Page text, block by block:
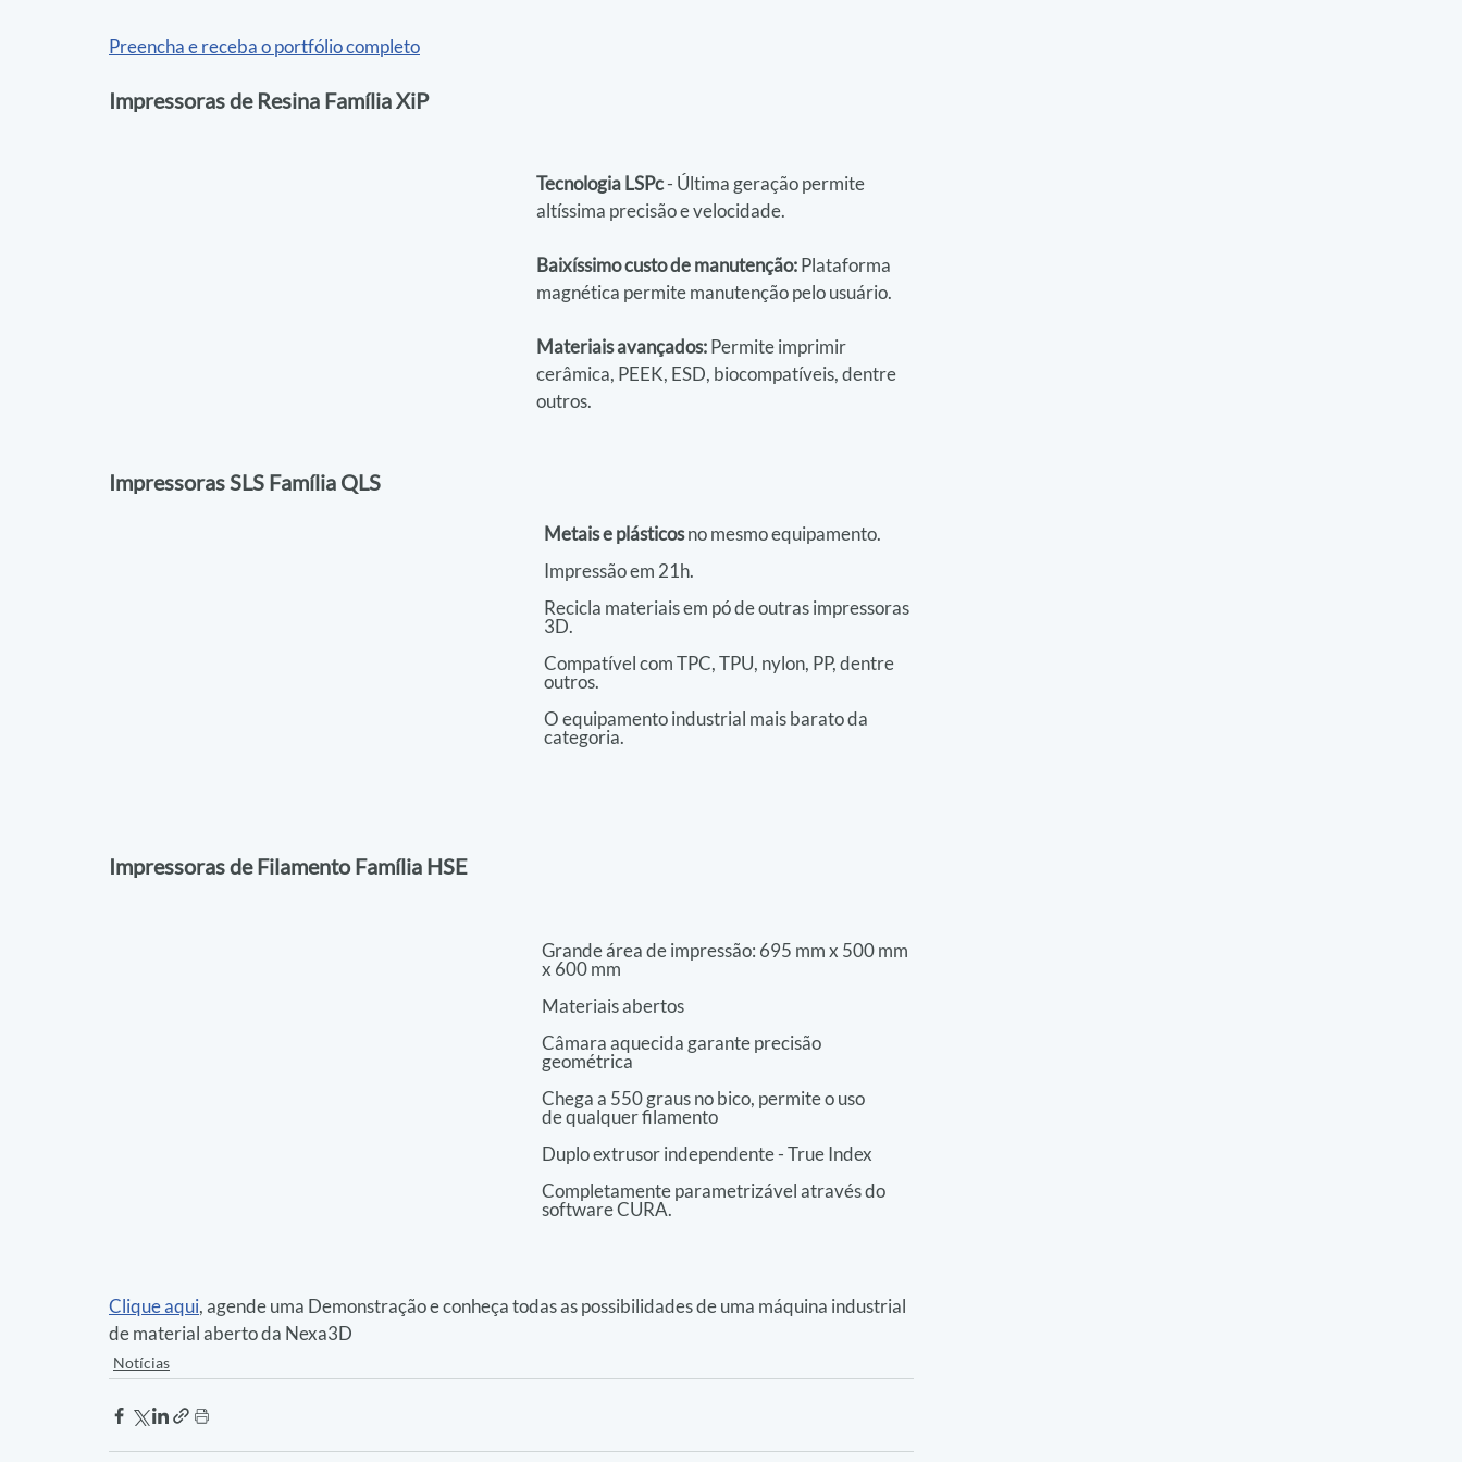
Preencha e receba o portfólio completo
Impressoras de Resina Família XiP
Tecnologia LSPc - Última geração permite
altíssima precisão e velocidade.
Baixíssimo custo de manutenção: Plataforma
magnética permite manutenção pelo usuário.
Materiais avançados: Permite imprimir
cerâmica, PEEK, ESD, biocompatíveis, dentre
outros.
Impressoras SLS Família QLS
Metais e plásticos no mesmo equipamento.
Impressão em 21h.
Recicla materiais em pó de outras impressoras
3D.
Compatível com TPC, TPU, nylon, PP, dentre
outros.
O equipamento industrial mais barato da
categoria.
Impressoras de Filamento Família HSE
Grande área de impressão: 695 mm x 500 mm
x 600 mm
Materiais abertos
Câmara aquecida garante precisão
geométrica
Chega a 550 graus no bico, permite o uso
de qualquer filamento
Duplo extrusor independente - True Index
Completamente parametrizável através do
software CURA.
Clique aqui, agende uma Demonstração e conheça todas as possibilidades de uma máquina industrial
de material aberto da Nexa3D
Notícias